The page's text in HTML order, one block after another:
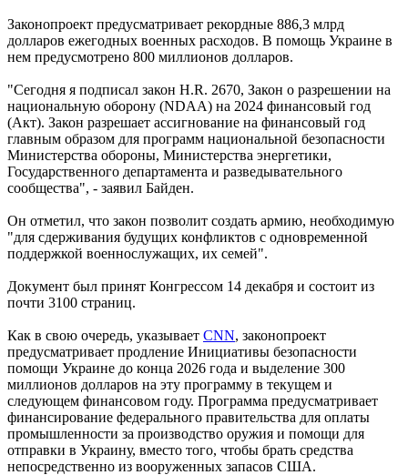
Законопроект предусматривает рекордные 886,3 млрд
долларов ежегодных военных расходов. В помощь Украине в
нем предусмотрено 800 миллионов долларов.
"Сегодня я подписал закон H.R. 2670, Закон о разрешении на
национальную оборону (NDAA) на 2024 финансовый год
(Акт). Закон разрешает ассигнование на финансовый год
главным образом для программ национальной безопасности
Министерства обороны, Министерства энергетики,
Государственного департамента и разведывательного
сообщества", - заявил Байден.
Он отметил, что закон позволит создать армию, необходимую
"для сдерживания будущих конфликтов с одновременной
поддержкой военнослужащих, их семей".
Документ был принят Конгрессом 14 декабря и состоит из
почти 3100 страниц.
Как в свою очередь, указывает CNN, законопроект
предусматривает продление Инициативы безопасности
помощи Украине до конца 2026 года и выделение 300
миллионов долларов на эту программу в текущем и
следующем финансовом году. Программа предусматривает
финансирование федерального правительства для оплаты
промышленности за производство оружия и помощи для
отправки в Украину, вместо того, чтобы брать средства
непосредственно из вооруженных запасов США.